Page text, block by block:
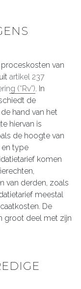
van
artikel 237
(“Rv”). In
de
hand van het
hiervan is
de hoogte van
en type
komen
van derden, zoals
meestal
De
groot deel met zijn